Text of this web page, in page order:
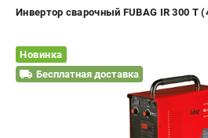
ВХОД ИЛИ РЕГИСТРАЦИЯ
ЗАКАЗАТЬ ЗАПЧАСТЬ
+7 (8112) 59-10-67 - ЗАКАЗ
Инвертор сварочный FUBAG IR 300 T
Новинка
Бесплатная доставка